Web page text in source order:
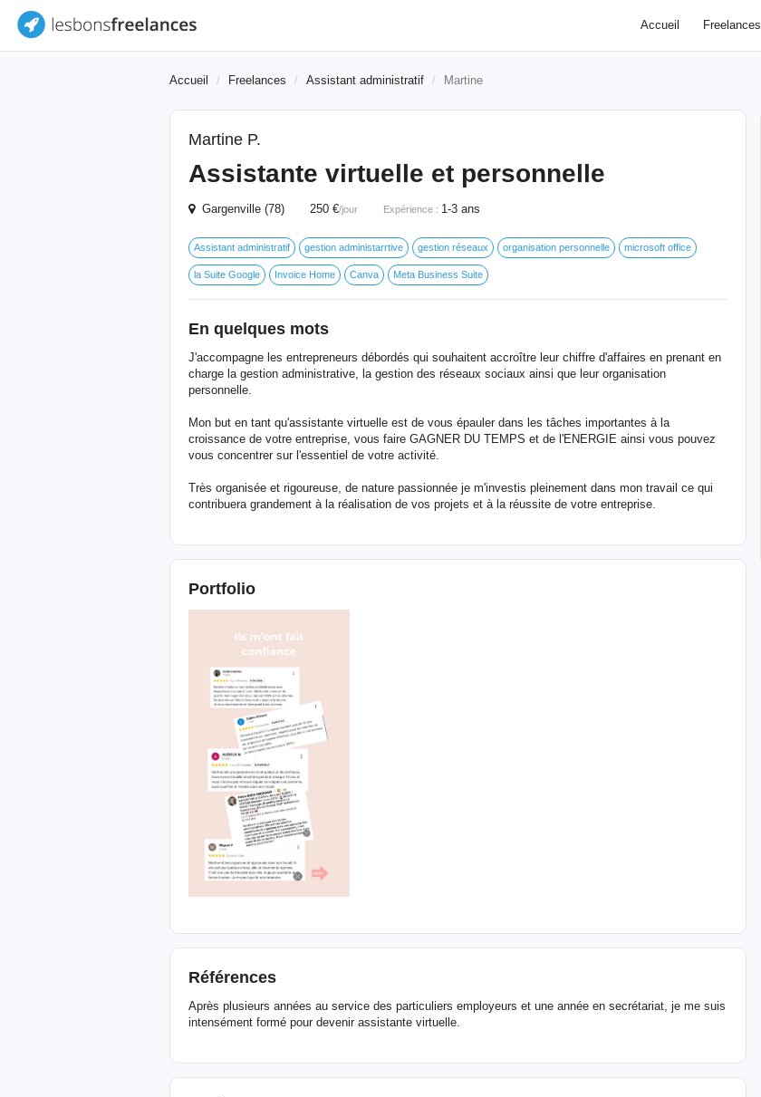
Accueil Freelances
Accueil Freelances Assistant administratif Martine
Martine P.
Assistante virtuelle et personnelle
Gargenville (78) 250 €/jour Expérience : 1-3 ans
Assistant administratif gestion administarrtive gestion réseaux organisation personnelle microsoft office
la Suite Google Invoice Home Canva Meta Business Suite
En quelques mots
J'accompagne les entrepreneurs débordés qui souhaitent accroître leur chiffre d'affaires en prenant en
charge la gestion administrative, la gestion des réseaux sociaux ainsi que leur organisation
personnelle.
Mon but en tant qu'assistante virtuelle est de vous épauler dans les tâches importantes à la
croissance de votre entreprise, vous faire GAGNER DU TEMPS et de l'ENERGIE ainsi vous pouvez
vous concentrer sur l'essentiel de votre activité.
Très organisée et rigoureuse, de nature passionnée je m'investis pleinement dans mon travail ce qui
contribuera grandement à la réalisation de vos projets et à la réussite de votre entreprise.
Portfolio
Références
Après plusieurs années au service des particuliers employeurs et une année en secrétariat, je me suis
intensément formé pour devenir assistante virtuelle.